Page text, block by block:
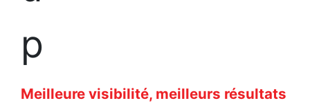
Meilleure visibilité, meilleurs résultats